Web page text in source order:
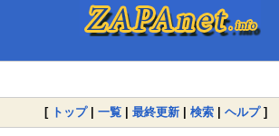
[ トップ| 一覧 | 最終更新 | 検索 | ヘルプ]